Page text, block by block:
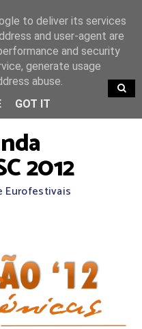
2012
Eurofestivais
to deliver its services
and user-agent are
and security
generate usage
abuse.
GOT IT